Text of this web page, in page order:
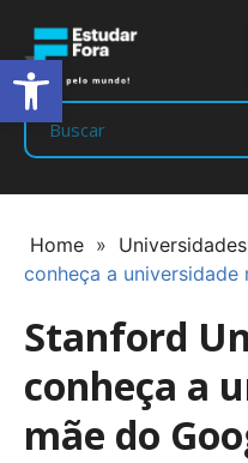
Home » Universidades
conheça a
Stanford
conheça a
mãe do
Abrir a barra de ferramentas